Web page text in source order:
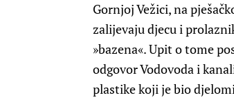
Gornjoj Vežici, na
zalijevaju djecu i
»bazena«. Upit o tome
odgovor Vodovoda i
plastike koji je bio